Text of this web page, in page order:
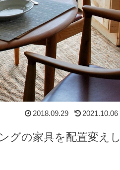
2018.09.29 2021.10.06
グの家具を配置変えし